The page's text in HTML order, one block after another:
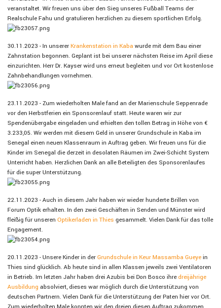
veranstaltet. Wir freuen uns über den Sieg unseres Fußball Teams der
Realschule Fahu und gratulieren herzlichen zu diesem sportlichen Erfolg.
30.11.2023 - In unsererKrankenstation in Kaba wurde mit dem Bau einer
Zahnstation begonnen. Geplant ist bei unserer nächsten Reise im April diese
einzurichten. Herr Dr. Kayser wird uns erneut begleiten und vor Ort kostenlose
Zahnbehandlungen vornehmen.
23.11.2023 - Zum wiederholten Male fand an der Marienschule Seppenrade
vor den Herbstferien ein Sponsorenlauf statt. Heute waren wir zur
Spendenübergabe eingeladen und erhielten den tollen Betrag in Höhe von €
3.233,05. Wir werden mit diesem Geld in unserer Grundschule in Kaba im
Senegal einen neuen Klassenraum in Auftrag geben. Wir freuen uns für die
Kinder im Senegal die derzeit in desolaten Räumen im Zwei-Schicht System
Unterricht haben. Herzlichen Dank an alle Beteiligten des Sponsorenlaufes
für die super Unterstützung.
22.11.2023 - Auch in diesem Jahr haben wir wieder hunderte Brillen von
Forum Optik erhalten. In den zwei Geschäften in Senden und Münster wird
fleißig für unseren Optikerladen in Thies gesammelt. Vielen Dank für das tolle
Engagement.
20.11.2023 - Unsere Kinder in derGrundschule in Keur Massamba Gueyein
Thies sind glücklich. Ab heute sind in allen Klassen jeweils zwei Ventilatoren
in Betrieb. Im letzten Jahr haben drei Azubis bei Don Bosco ihredreijährige
Ausbildung absolviert, dieses war möglich durch die Unterstützung von
deutschen Partnern. Vielen Dank für die Unterstützung der Paten hier vor Ort.